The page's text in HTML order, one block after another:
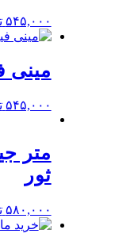
۵۴۵,۰۰۰
مینی
۵۴۵,۰۰۰
متر
ثور
۵۸۰,۰۰۰